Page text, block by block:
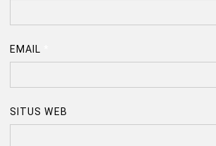
EMAIL
SITUS WEB